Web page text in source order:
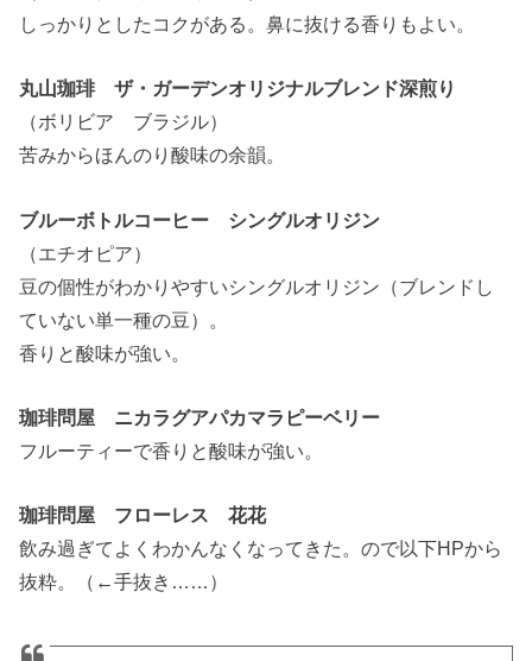
しっかりとしたコクがある。鼻に抜ける香りもよい。
丸山珈琲 ザ・ガーデンオリジナルブレンド深煎り
（ボリビア ブラジル）
苦みからほんのり酸味の余韻。
ブルーボトルコーヒー シングルオリジン
（エチオピア）
豆の個性がわかりやすいシングルオリジン（ブレンドし
ていない単一種の豆）。
香りと酸味が強い。
珈琲問屋 ニカラグアパカマラピーベリー
フルーティーで香りと酸味が強い。
珈琲問屋 フローレス 花花
飲み過ぎてよくわかんなくなってきた。ので以下HPから
抜粋。（←手抜き……）